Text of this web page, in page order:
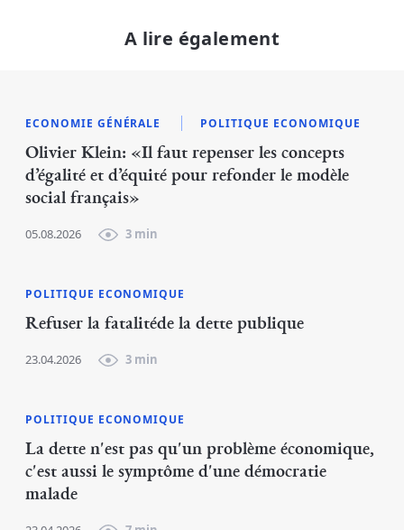
A lire également
ECONOMIE GÉNÉRALE POLITIQUE ECONOMIQUE
Olivier Klein: «Il faut repenser les concepts
d’égalité et d’équité pour refonder le modèle
social français»
05.08.2026 3 min
POLITIQUE ECONOMIQUE
Refuser la fatalitéde la dette publique
23.04.2026 3 min
POLITIQUE ECONOMIQUE
La dette n'est pas qu'un problème économique,
c'est aussi le symptôme d'une démocratie
malade